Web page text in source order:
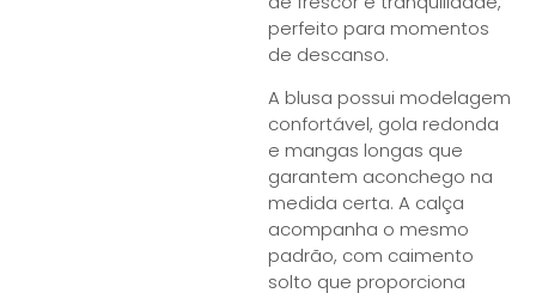
perfeito para momentos
de descanso.
A blusa possui modelagem
confortável, gola redonda
e mangas longas que
garantem aconchego na
medida certa. A calça
acompanha o mesmo
padrão, com caimento
solto que proporciona